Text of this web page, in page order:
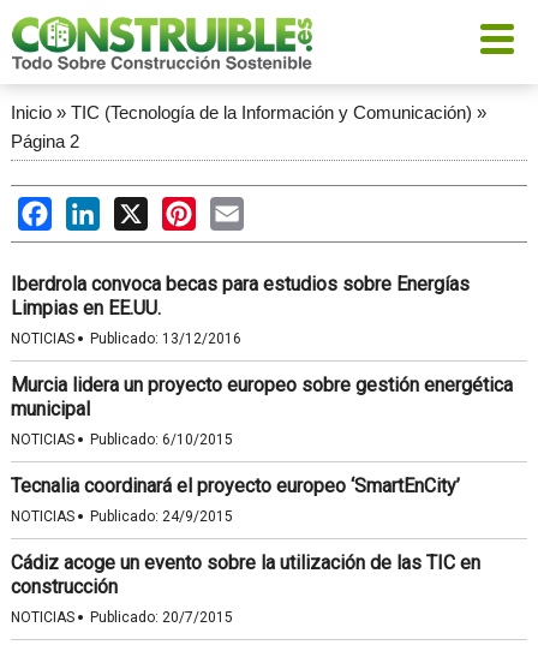
Inicio» TIC (Tecnología de la Información y Comunicación) »
Página 2
FacebookLinkedIn
X PinterestEmail
Iberdrola convoca becas para estudios sobre Energías
Limpias en EE.UU.
NOTICIAS · Publicado: 13/12/2016
Murcia lidera un proyecto europeo sobre gestión energética
municipal
NOTICIAS · Publicado: 6/10/2015
Tecnalia coordinará el proyecto europeo ‘SmartEnCity’
NOTICIAS · Publicado: 24/9/2015
Cádiz acoge un evento sobre la utilización de las TIC en
construcción
NOTICIAS · Publicado: 20/7/2015